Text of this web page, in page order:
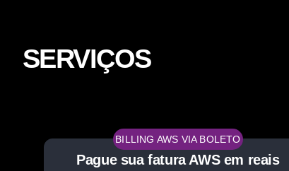
SERVIÇOS
BILLING AWS VIA BOLETO
Pague sua fatura AWS em reais